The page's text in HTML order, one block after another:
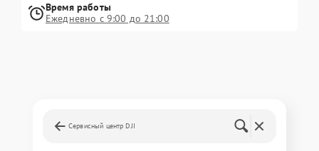
Время работы
Ежедневно с 9:00 до 21:00
Сервисный центр DJI